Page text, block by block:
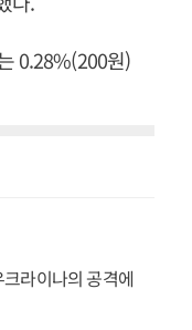
0.28%(200원)
라이나의 공격에